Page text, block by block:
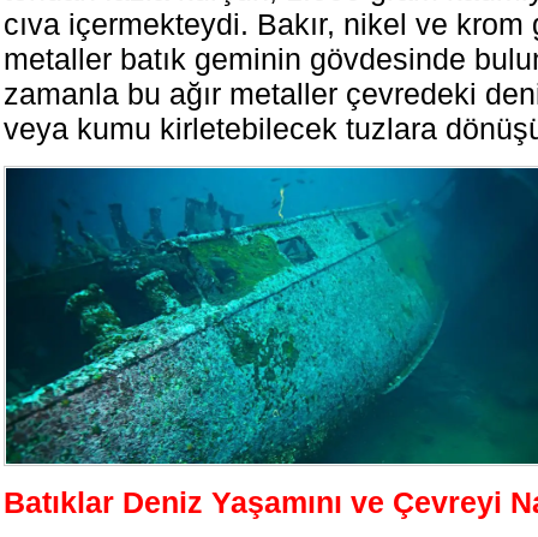
cıva içermekteydi. Bakır, nikel ve krom
metaller batık geminin gövdesinde
zamanla bu ağır metaller çevredeki
veya kumu kirletebilecek tuzlara
Batıklar Deniz Yaşamını ve Çevreyi